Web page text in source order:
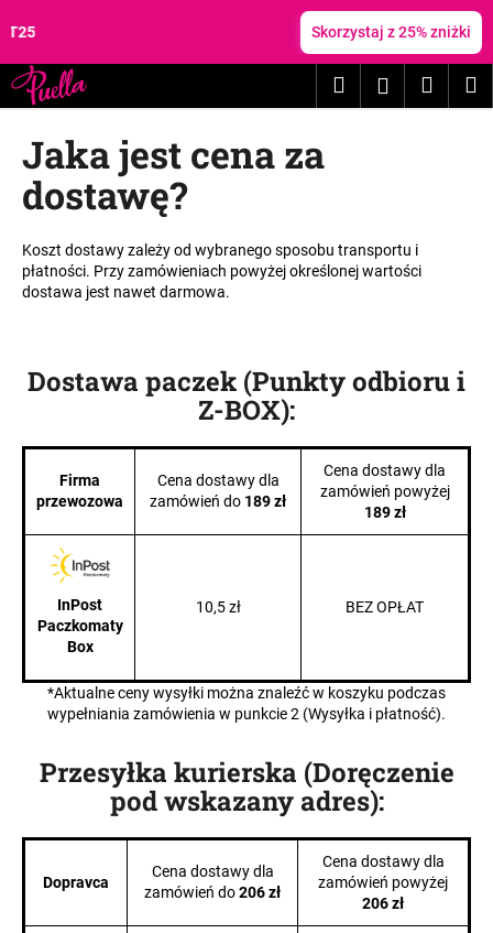
do
Skorzystaj z 25% zniżki
SzukajZaloguj
Jaka jest cena za
dostawę?
Koszt dostawy zależy od wybranego sposobu transportu i
płatności. Przy zamówieniach powyżej określonej wartości
dostawa jest nawet darmowa.
Dostawa paczek (Punkty odbioru i
Z-BOX):
Firma
przewozowa
Cena dostawy dla
zamówień do 189 zł
Cena dostawy dla
zamówień powyżej
189 zł
InPost
Paczkomaty
Box
10,5 zł BEZ OPŁAT
*Aktualne ceny wysyłki można znaleźć w koszyku podczas
wypełniania zamówienia w punkcie 2 (Wysyłka i płatność).
Przesyłka kurierska (Doręczenie
pod wskazany adres):
Dopravca
Cena dostawy dla
zamówień do206 zł
Cena dostawy dla
zamówień powyżej
206 zł
o
s
z powrotem
powrotem
C
z
e
g
o
s
z
a
P
y